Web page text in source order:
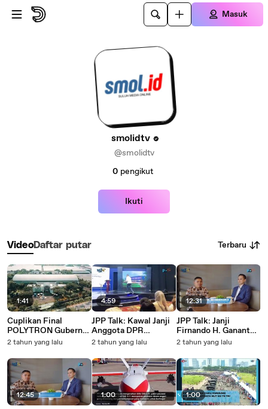
Lewatkan ke konten utama
Masuk
smolidtv
@smolidtv
0 pengikut
Ikuti
VideoDaftar putar Terbaru
1:41
Cuplikan Final
POLYTRON Gubernur
Cup 2024 -
Juara!
2 tahun yang lalu
12:45
4:59
JPP Talk: Kawal Janji
Anggota DPR
Terpilih, Firnando H.
2 tahun yang lalu
1:00
12:31
JPP Talk: Janji
Firnando H. Gananto
sebagai Anggota DPR
2 tahun yang lalu
1:00